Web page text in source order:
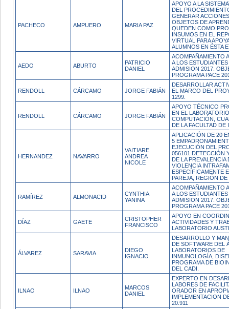
PACHECO AMPUERO MARIA PAZ
APOYO A LA
DEL
GENERAR
OBJETOS DE
QUEDEN COMO
INSUMOS EN EL
VIRTUAL PARA
ALUMNOS EN ÉSTA
AEDO ABURTO
PATRICIO
DANIEL
ACOMPAÑAMIENTO
A LOS ESTUDIANTES
ADMISION 2017.
PROGRAMA PACE
RENDOLL CÁRCAMO JORGE FABIÁN
DESARROLLAR
EL MARCO DEL
1299.
RENDOLL CÁRCAMO JORGE FABIÁN
APOYO TÉCNICO
EN EL
COMPUTACIÓN,
DE LA FACULTAD DE
HERNANDEZ NAVARRO
VAITIARE
ANDREA
NICOLE
APLICACIÓN DE 20
5
EJECUCIÓN DEL
056101 DETECCIÓN
DE LA PREVALENCIA
VIOLENCIA
ESPECÍFICAMENTE
PAREJA, REGIÓN
RAMÍREZ ALMONACID
CYNTHIA
YANINA
ACOMPAÑAMIENTO
A LOS ESTUDIANTES
ADMISION 2017.
PROGRAMA PACE
DÍAZ GAETE
CRISTOPHER
FRANCISCO
APOYO EN
ACTIVIDADES Y
LABORATORIO
ÁLVAREZ SARAVIA
DIEGO
IGNACIO
DESARROLLO Y
DE SOFTWARE DEL
LABORATORIOS DE
INMUNOLOGÍA,
PROGRAMA DE
DEL CADI.
ILNAO ILNAO
MARCOS
DANIEL
EXPERTO EN
LABORES DE
ORADOR EN
IMPLEMENTACION
20.911